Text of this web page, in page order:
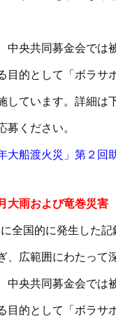
中央共同募金会で
目的として「ボラサ
しています。詳細
ください。
大船渡火災」第２回
大雨および竜巻災害
全国的に発生した
、広範囲にわたって
中央共同募金会で
目的として「ボラサ